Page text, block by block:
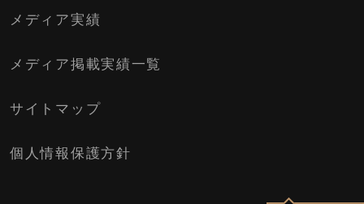
メディア実績
メディア掲載実績一覧
サイトマップ
個人情報保護方針